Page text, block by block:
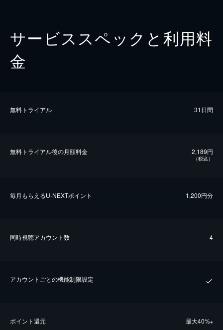
サービススペックと利用料
金
無料トライアル 31日間
無料トライアル後の⽉額料金 2,189円
（税込）
毎⽉もらえるU-NEXTポイント 1,200円分
同時視聴アカウント数 4
アカウントごとの機能制限設定
ポイント還元 最⼤40%※